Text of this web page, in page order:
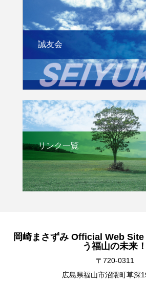
誠友会
リンク一覧
岡崎まさずみ Official Web Site
う福山の未来！
〒720-0311
広島県福山市沼隈町草深